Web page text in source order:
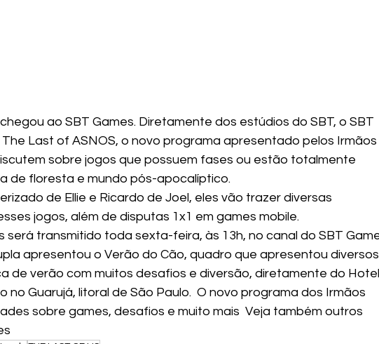
ao SBT Games. Diretamente dos estúdios do SBT, o SBT
Last of ASNOS, o novo programa apresentado pelos Irmãos
sobre jogos que possuem fases ou estão totalmente
de floresta e mundo pós-apocalíptico.
de Ellie e Ricardo de Joel, eles vão trazer diversas
jogos, além de disputas 1x1 em games mobile.
apresentou o Verão do Cão, quadro que apresentou diversos
de verão com muitos desafios e diversão, diretamente do Hotel
no Guarujá, litoral de São Paulo.  O novo programa dos Irmãos
sobre games, desafios e muito mais  Veja também outros